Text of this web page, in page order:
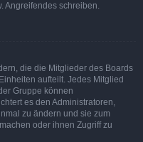
Angreifendes schreiben.
die die Mitglieder des Boards
aufteilt. Jedes Mitglied
Gruppe können
es den Administratoren,
zu ändern und sie zum
oder ihnen Zugriff zu